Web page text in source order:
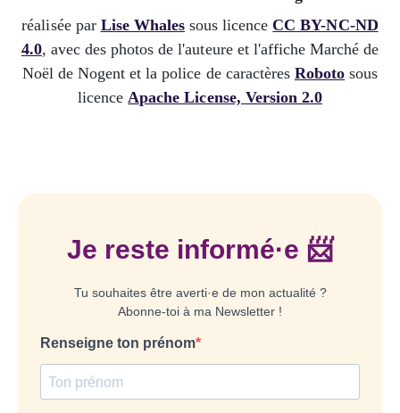
réalisée par Lise Whalessous licence CC BY-NC-ND
4.0, avec des photos de l'auteure et l'affiche Marché de
Noël de Nogent et la police de caractères Roboto sous
licenceApache License, Version 2.0